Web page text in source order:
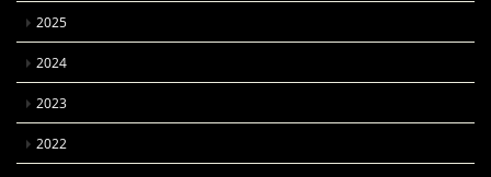
2025
2024
2023
2022